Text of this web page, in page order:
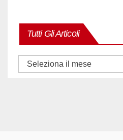
Tutti Gli Articoli
Tutti